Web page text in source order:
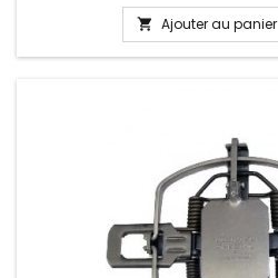
 Ajouter au panier